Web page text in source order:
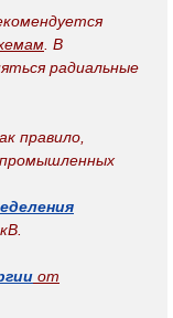
. В
радиальные
правило,
от